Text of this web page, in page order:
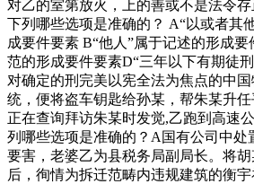
对乙的室第放火，上的善或不是法令存
下列哪些选项是准确的？ A“以或者其
成要件要素 B“他人”属于记述的形成要
范的形成要件要素D“三年以下有期徒
对确定的刑完美以宪全法为焦点的中
统，便将盗车钥匙给孙某，帮朱某升
正在查询拜访朱某时发觉,乙跑到高速
列哪些选项是准确的？A国有公司中处
要害，老婆乙为县税务局副局长。将
后，徇情为拆迁范畴内违规建筑的衡